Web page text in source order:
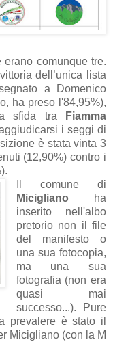
comunque tre.
dell’unica lista
a Domenico
ha preso l'84,95%),
sfida tra
Fiamma
i seggi di
è stata vinta 3
(12,90%) contro i
Il comune di
Micigliano ha
inserito nell'albo
pretorio non il file
del manifesto o
una sua fotocopia,
ma una sua
fotografia (non era
quasi mai
successo...). Pure
prevalere è stato il
Micigliano (con la M